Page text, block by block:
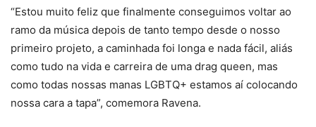
“Estou muito feliz que finalmente conseguimos voltar ao
ramo da música depois de tanto tempo desde o nosso
primeiro projeto, a caminhada foi longa e nada fácil, aliás
como tudo na vida e carreira de uma drag queen, mas
como todas nossas manas LGBTQ+ estamos aí colocando
nossa cara a tapa”, comemora Ravena.